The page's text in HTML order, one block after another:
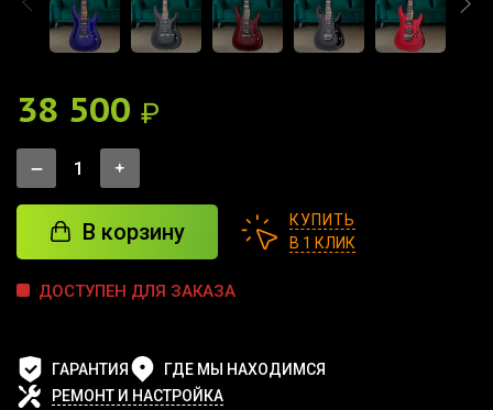
38 500 ₽
В корзину
КУПИТЬ
В 1 КЛИК
ДОСТУПЕН ДЛЯ ЗАКАЗА
ГАРАНТИЯ
ГДЕ МЫ НАХОДИМСЯ
РЕМОНТ И НАСТРОЙКА